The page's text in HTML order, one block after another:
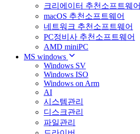
크리에이터 추천소프트웨어
macOS 추천소프트웨어
네트워크 추천소프트웨어
PC정비사 추천소프트웨어
AMD miniPC
MS windows
Windows SV
Windows ISO
Windows on Arm
AI
시스템관리
디스크관리
파일관리